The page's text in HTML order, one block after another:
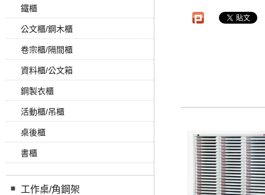
鐵櫃
公文櫃/鋼木櫃
卷宗櫃/隔間櫃
資料櫃/公文箱
鋼製衣櫃
活動櫃/吊櫃
桌後櫃
書櫃
工作桌/角鋼架